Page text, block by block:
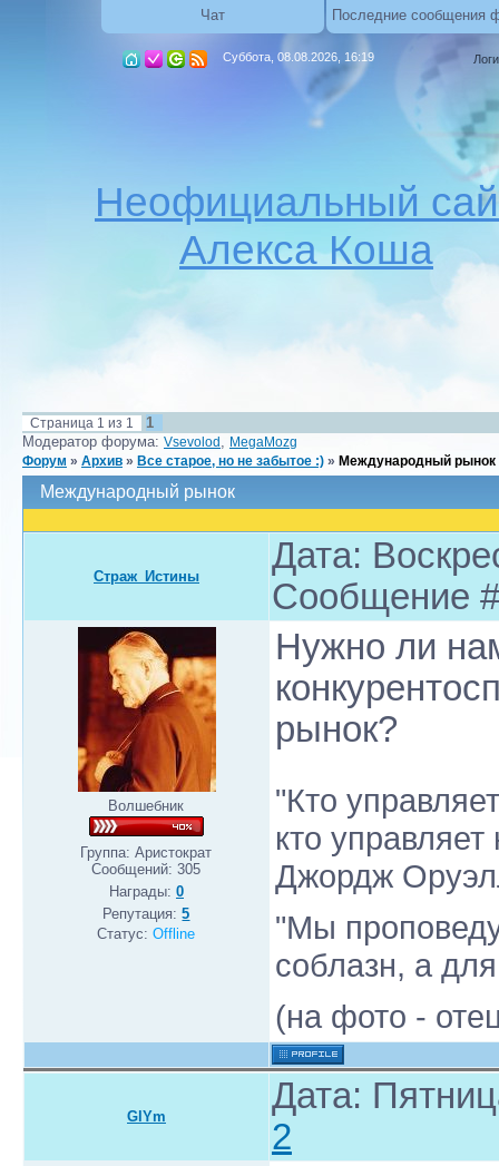
Чат Последние сообщения
Суббота, 08.08.2026, 16:19
Неофициальный
Алекса Коша
Страница 1 из 1
1
Модератор форума: Vsevolod , MegaMozg
Форум » Архив » Все старое, но не забытое :) » Международный рынок
Международный рынок
Страж_Истины
Дата:
Сообщение
Волшебник
Группа: Аристократ
Сообщений:305
Награды: 0
Репутация:5
Статус:Offline
Нужно ли
рынок?
"Кто
кто
Джордж
"Мы
соблазн, а
(на фото -
GlYm
Дата:
2